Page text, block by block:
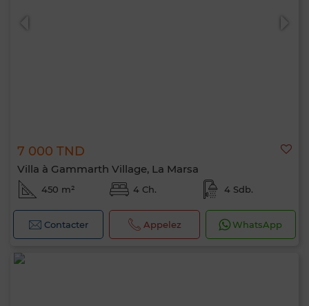
7 000 TND
Villa à Gammarth Village, La Marsa
450 m² 4 Ch. 4 Sdb.
Contacter Appelez WhatsApp